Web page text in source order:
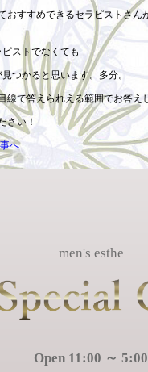
おすすめできるセラピストさん
ストでなくても
つかると思います。多分。
線で答えられえる範囲でお答え
さい！
へ
men's esthe
Open 11:00 ～ 5:00